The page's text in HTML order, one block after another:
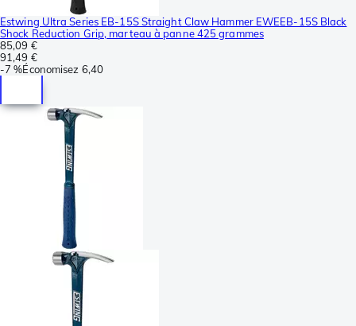
Estwing Ultra Series EB-15S Straight Claw Hammer EWEEB-15S Black
Shock Reduction Grip, marteau à panne 425 grammes
85,09 €
91,49 €
-7 %Économisez 6,40